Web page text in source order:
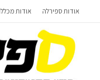
אודות ספירלה אודות